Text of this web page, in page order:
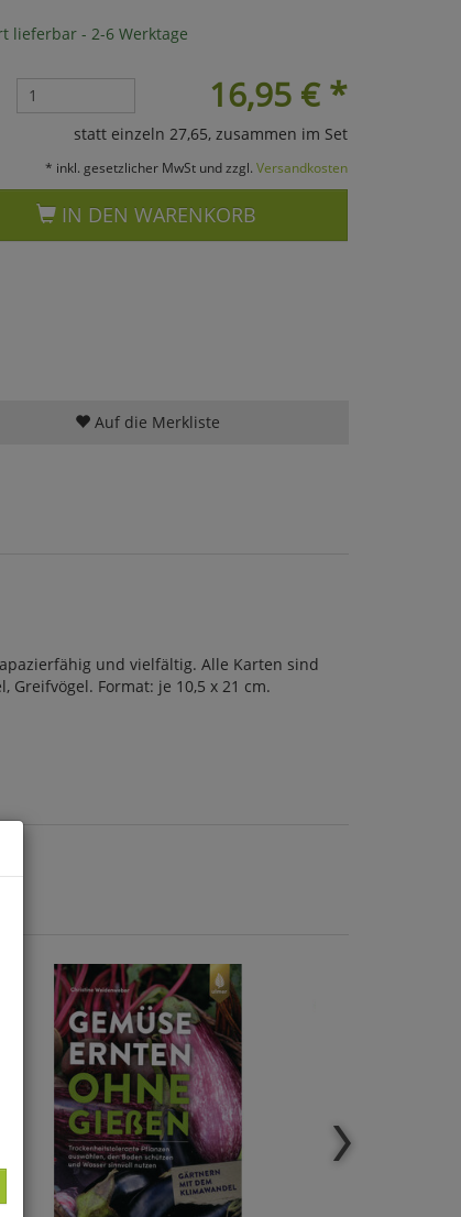
lieferbar - 2-6 Werktage
16,95 €*
statt einzeln 27,65, zusammen im Set
* inkl. gesetzlicher MwSt und zzgl. Versandkosten
IN DEN WARENKORB
Auf die Merkliste
und vielfältig. Alle Karten sind
Greifvögel. Format: je 10,5 x 21 cm.